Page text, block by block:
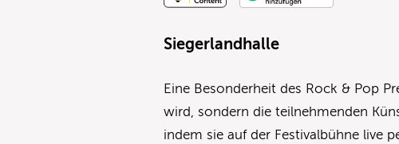
Siegerlandhalle
Eine Besonderheit des Rock & Pop
wird, sondern die teilnehmenden
indem sie auf der Festivalbühne live